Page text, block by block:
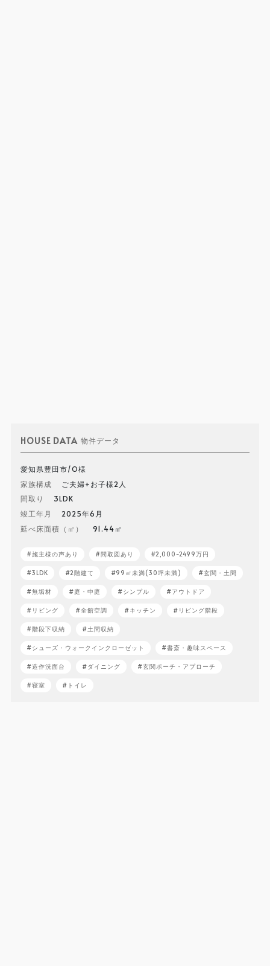
HOUSE DATA 物件データ
愛知県豊田市/O様
家族構成
ご夫婦+お子様2人
間取り
3LDK
竣工年月
2025年6月
延べ床面積（㎡）
91.44㎡
施主様の声あり 間取図あり 2,000~2499万円
3LDK 2階建て 99㎡未満(30坪未満) 玄関・土間
無垢材 庭・中庭 シンプル アウトドア
リビング 全館空調 キッチン リビング階段
階段下収納 土間収納
シューズ・ウォークインクローゼット 書斎・趣味スペース
造作洗面台 ダイニング 玄関ポーチ・アプローチ
寝室 トイレ